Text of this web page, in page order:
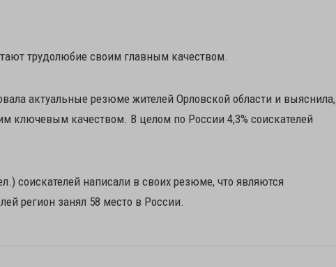
трудолюбие своим главным качеством.
актуальные резюме жителей Орловской области и выяснила,
ключевым качеством. В целом по России 4,3% соискателей
соискателей написали в своих резюме, что являются
регион занял 58 место в России.